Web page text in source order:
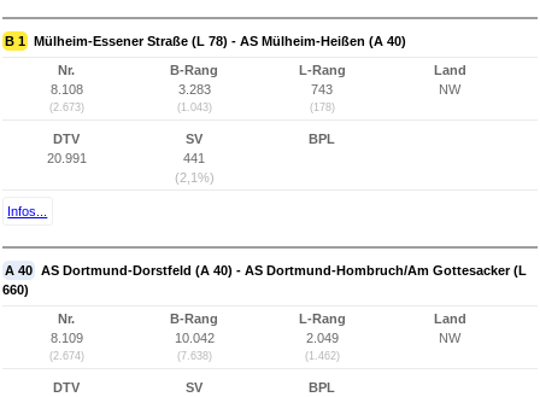
B 1 Mülheim-Essener Straße (L 78) - AS Mülheim-Heißen (A 40)
Nr.
8.108
(2.673)
B-Rang
3.283
(1.043)
L-Rang
743
(178)
Land
NW
DTV
20.991
SV
441
(2,1%)
BPL
Infos...
A 40 AS Dortmund-Dorstfeld (A 40) - AS Dortmund-Hombruch/Am Gottesacker (L
660)
Nr.
8.109
(2.674)
B-Rang
10.042
(7.638)
L-Rang
2.049
(1.462)
Land
NW
DTV
SV
BPL